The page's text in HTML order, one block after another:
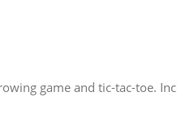
game and tic-tac-toe.